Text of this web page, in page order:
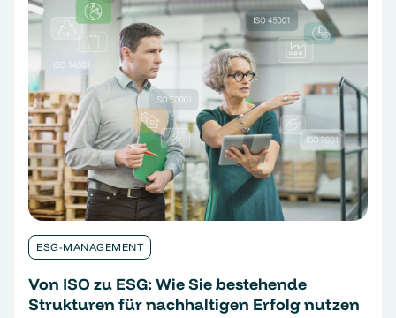
ESG-MANAGEMENT
Von ISO zu ESG: Wie Sie bestehende
Strukturen für nachhaltigen Erfolg nutzen